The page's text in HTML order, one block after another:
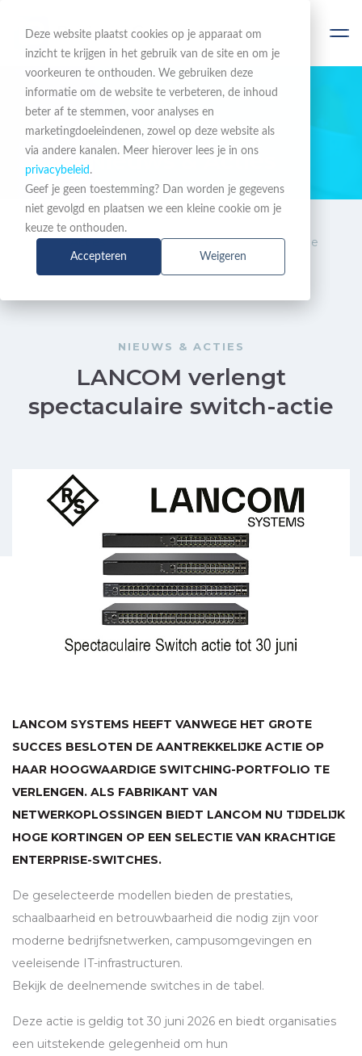
Deze website plaatst cookies op je apparaat om
inzicht te krijgen in het gebruik van de site en om je
voorkeuren te onthouden. We gebruiken deze
informatie om de website te verbeteren, de inhoud
beter af te stemmen, voor analyses en
marketingdoeleindenen, zowel op deze website als
via andere kanalen. Meer hierover lees je in ons
privacybeleid .
Geef je geen toestemming? Dan worden je gegevens
niet gevolgd en plaatsen we een kleine cookie om je
keuze te onthouden.
Accepteren Weigeren
BLIJF OP DE HOOGTE
Nieuws & Acties
Nieuws &
Acties
spectaculaire switch-actie
NIEUWS & ACTIES
LANCOM verlengt
spectaculaire switch-actie
LANCOM SYSTEMS HEEFT VANWEGE HET GROTE
SUCCES BESLOTEN DE AANTREKKELIJKE ACTIE OP
HAAR HOOGWAARDIGE SWITCHING-PORTFOLIO TE
VERLENGEN. ALS FABRIKANT VAN
NETWERKOPLOSSINGEN BIEDT LANCOM NU TIJDELIJK
HOGE KORTINGEN OP EEN SELECTIE VAN KRACHTIGE
ENTERPRISE-SWITCHES.
De geselecteerde modellen bieden de prestaties,
schaalbaarheid en betrouwbaarheid die nodig zijn voor
moderne bedrijfsnetwerken, campusomgevingen en
veeleisende IT-infrastructuren.
Bekijk de deelnemende switches in de tabel.
Deze actie is geldig tot 30 juni 2026 en biedt organisaties
een uitstekende gelegenheid om hun